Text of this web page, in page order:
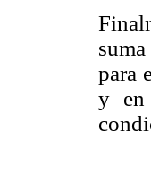
para
y en